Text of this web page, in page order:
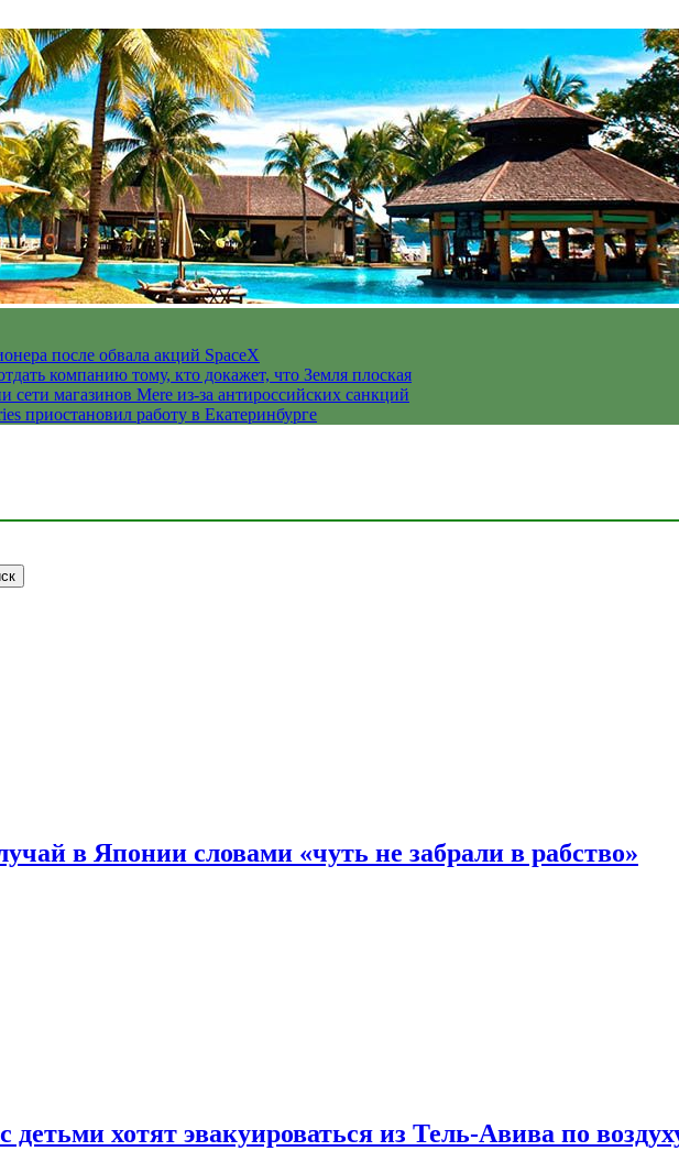
после обвала акций SpaceX
компанию тому, кто докажет, что Земля плоская
магазинов Mere из-за антироссийских санкций
приостановил работу в Екатеринбурге
в Японии словами «чуть не забрали в рабство»
детьми хотят эвакуироваться из Тель-Авива по